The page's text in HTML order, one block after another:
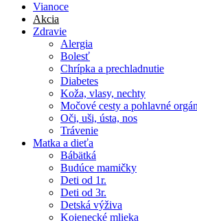
Vianoce
Akcia
Zdravie
Alergia
Bolesť
Chrípka a prechladnutie
Diabetes
Koža, vlasy, nechty
Močové cesty a pohlavné
Oči, uši, ústa, nos
Trávenie
Matka a dieťa
Bábätká
Budúce mamičky
Deti od 1r.
Deti od 3r.
Detská výživa
Kojenecké mlieka